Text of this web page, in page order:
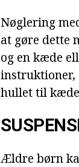
Nøglering
at gøre dette
og en kæde
instruktioner,
hullet til
Ældre børn